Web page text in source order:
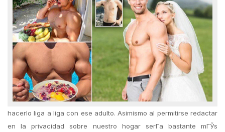
hacerlo liga a liga con ese adulto. Asimismo al permitirse redactar
en la privacidad sobre nuestro hogar serГ­a bastante mГЎs